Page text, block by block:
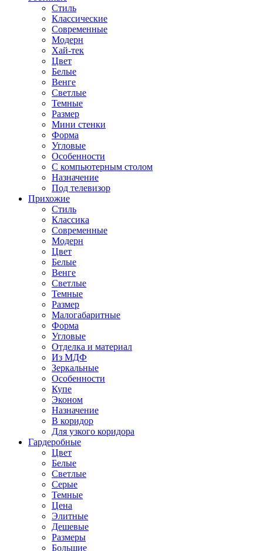
Стиль
Классические
Современные
Модерн
Хай-тек
Цвет
Белые
Венге
Светлые
Темные
Размер
Мини стенки
Форма
Угловые
Особенности
С компьютерным столом
Назначение
Под телевизор
Прихожие
Стиль
Классика
Современные
Модерн
Цвет
Белые
Венге
Светлые
Темные
Размер
Малогабаритные
Форма
Угловые
Отделка и материал
Из МДФ
Зеркальные
Особенности
Купе
Эконом
Назначение
В коридор
Для узкого коридора
Гардеробные
Цвет
Белые
Светлые
Серые
Темные
Цена
Элитные
Дешевые
Размеры
Большие